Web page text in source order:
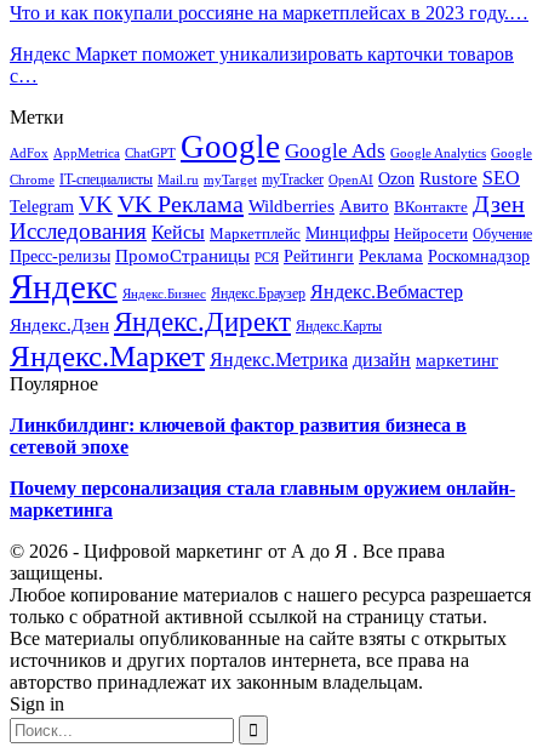
Что и как покупали россияне на маркетплейсах в 2023 году.…
Яндекс Маркет поможет уникализировать карточки товаров
с…
Метки
AdFox AppMetrica ChatGPT Google Google Ads Google Analytics Google
Chrome IT-специалисты Mail.ru myTarget myTracker OpenAI Ozon Rustore SEO
Telegram VK VK Реклама Wildberries Авито ВКонтакте Дзен
Исследования Кейсы Маркетплейс Минцифры Нейросети Обучение
Пресс-релизы ПромоСтраницы РСЯ Рейтинги Реклама Роскомнадзор
Яндекс Яндекс.Бизнес Яндекс.Браузер Яндекс.Вебмастер
Яндекс.Дзен Яндекс.Директ Яндекс.Карты
Яндекс.Маркет Яндекс.Метрика дизайн маркетинг
Поулярное
Линкбилдинг: ключевой фактор развития бизнеса в
сетевой эпохе
Почему персонализация стала главным оружием онлайн-
маркетинга
© 2026 - Цифровой маркетинг от А до Я . Все права
защищены.
Любое копирование материалов с нашего ресурса разрешается
только с обратной активной ссылкой на страницу статьи.
Все материалы опубликованные на сайте взяты с открытых
источников и других порталов интернета, все права на
авторство принадлежат их законным владельцам.
Sign in